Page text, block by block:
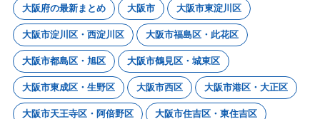
大阪府の最新まとめ 大阪市 大阪市東淀川区
大阪市淀川区・西淀川区 大阪市福島区・此花区
大阪市都島区・旭区 大阪市鶴見区・城東区
大阪市東成区・生野区 大阪市西区 大阪市港区・大正区
大阪市天王寺区・阿倍野区 大阪市住吉区・東住吉区